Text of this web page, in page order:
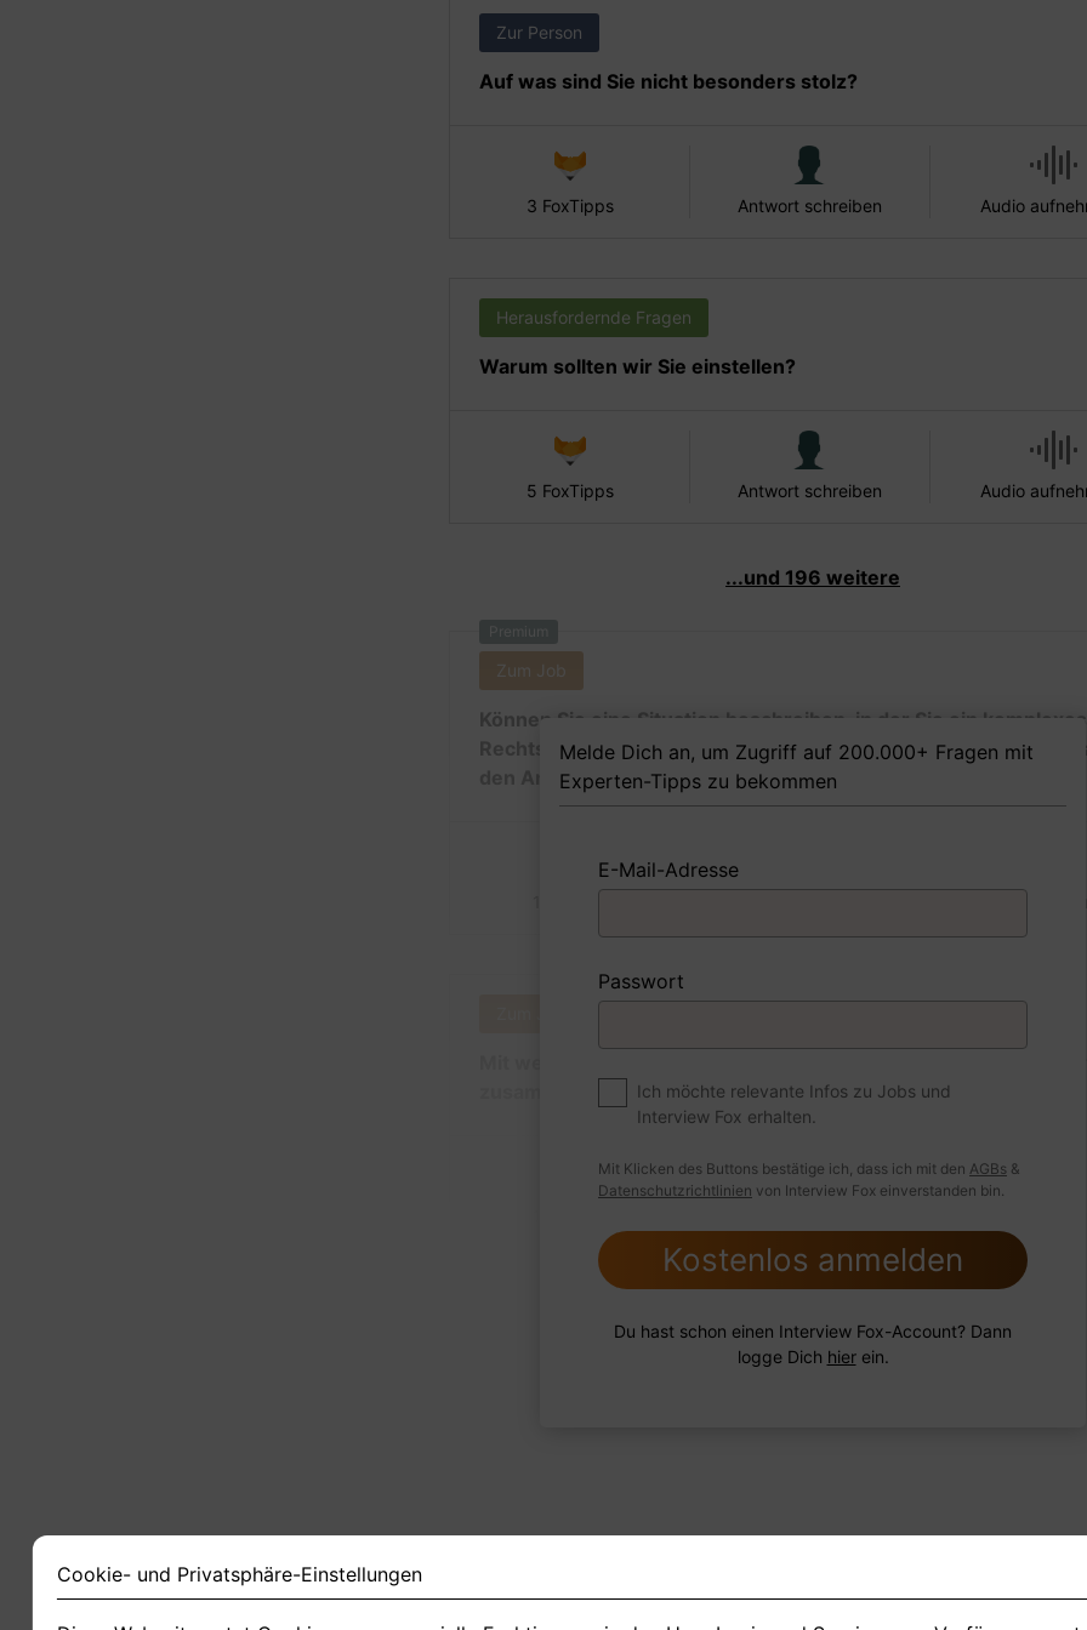
Zur Person
Auf was sind Sie nicht besonders stolz?
3 FoxTipps Antwort schreiben Audio
Herausfordernde Fragen
Warum sollten wir Sie einstellen?
5 FoxTipps Antwort schreiben Audio
...und 196 weitere
Premium
Zum Job
Können Sie eine Situation beschreiben, in der Sie ein komplexes
Rechtsproblem analysieren und einen entsprechenden
den Anwalt vorbereiten mussten?
zusammenarbeiten?
Melde Dich an, um Zugriff auf 200.000+ Fragen mit
Experten-Tipps zu bekommen
E-Mail-Adresse
Passwort
Ich möchte relevante Infos zu Jobs und
Interview Fox erhalten.
Mit Klicken des Buttons bestätige ich, dass ich mit den AGBs &
Datenschutzrichtlinien von Interview Fox einverstanden bin.
Kostenlos anmelden
Du hast schon einen Interview Fox-Account? Dann
logge Dich hierein.
Cookie- und Privatsphäre-Einstellungen